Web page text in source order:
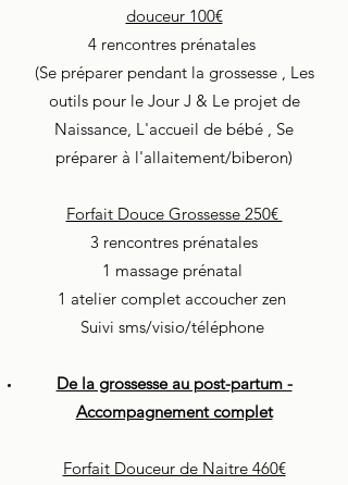
douceur 100€
4 rencontres prénatales
(Se préparer pendant la grossesse , Les
outils pour le Jour J & Le projet de
Naissance, L'accueil de bébé , Se
préparer à l'allaitement/biberon)
Forfait Douce Grossesse 250€
3 rencontres prénatales
1 massage prénatal
1 atelier complet accoucher zen
Suivi sms/visio/téléphone
De la grossesse au post-partum -
Accompagnement complet
Forfait Douceur de Naitre 460€